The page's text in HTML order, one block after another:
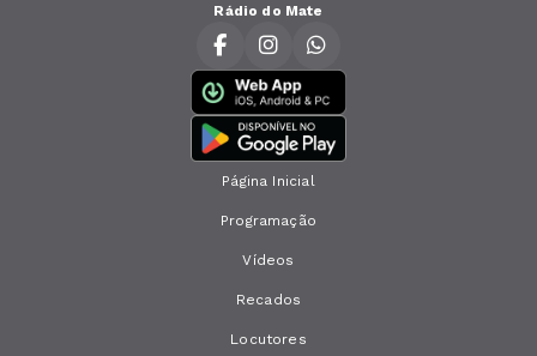
Rádio do Mate
Página Inicial
Programação
Vídeos
Recados
Locutores